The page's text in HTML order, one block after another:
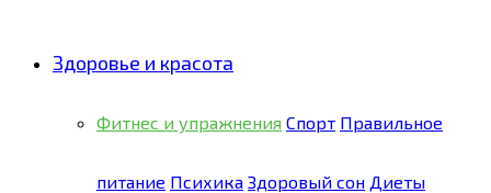
Здоровье и красота
Фитнес и упражнения Спорт Правильное
питание Психика Здоровый сон Диеты